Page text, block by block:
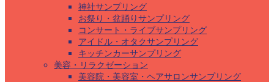
神社サンプリング
お祭り・盆踊りサンプリング
コンサート・ライブサンプリング
アイドル・オタクサンプリング
キッチンカーサンプリング
美容・リラクゼーション
美容院・美容室・ヘアサロンサンプリング